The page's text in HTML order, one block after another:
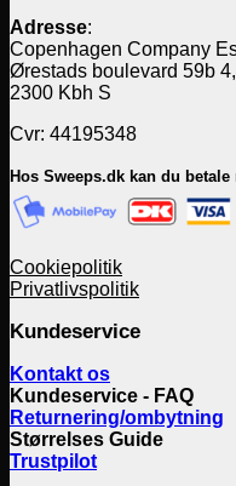
Adresse:
Copenhagen Company
Ørestads boulevard 59b
2300 Kbh S
Cvr: 44195348
Hos Sweeps.dk kan du betale
Cookiepolitik
Privatlivspolitik
Kundeservice
Kontakt os
Kundeservice - FAQ
Returnering/ombytning
Størrelses Guide
Trustpilot